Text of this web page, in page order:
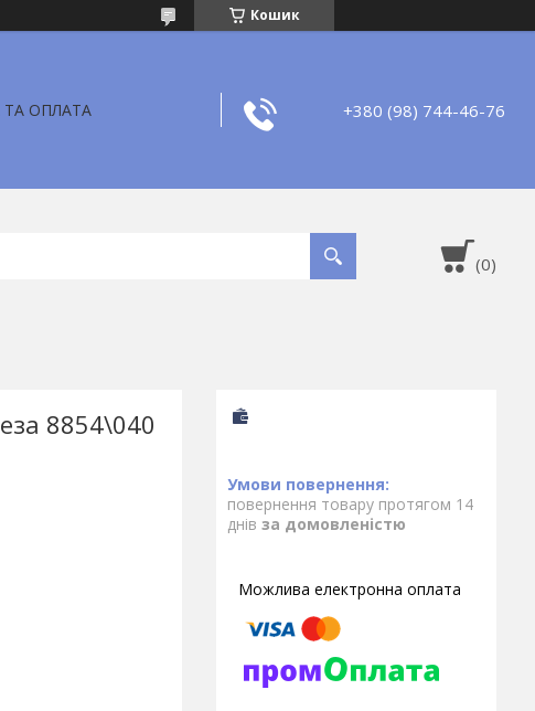
Кошик
ОПЛАТА +380 (98) 744-46-76
8854\040
повернення товару протягом 14
днів за домовленістю